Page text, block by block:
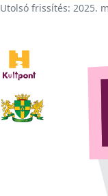
Utolsó frissítés: 2025.